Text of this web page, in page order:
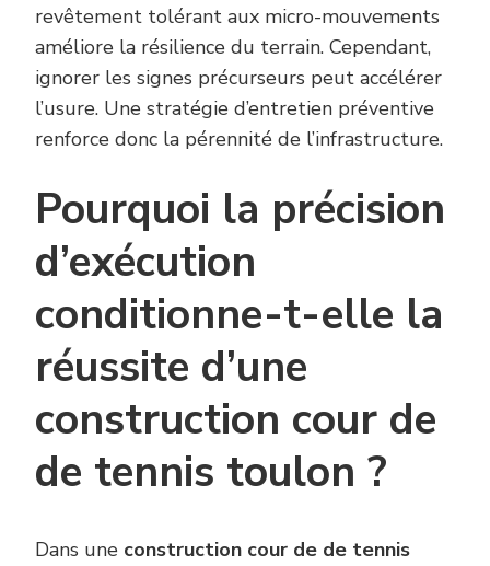
revêtement tolérant aux micro-mouvements
améliore la résilience du terrain. Cependant,
ignorer les signes précurseurs peut accélérer
l’usure. Une stratégie d’entretien préventive
renforce donc la pérennité de l’infrastructure.
Pourquoi la précision
d’exécution
conditionne-t-elle la
réussite d’une
construction cour de
de tennis toulon ?
Dans une construction cour de de tennis